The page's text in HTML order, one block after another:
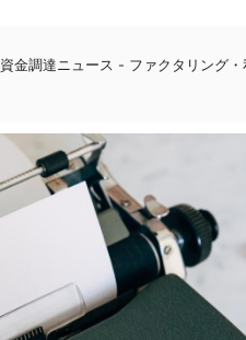
資金調達ニュース - ファクタリング・